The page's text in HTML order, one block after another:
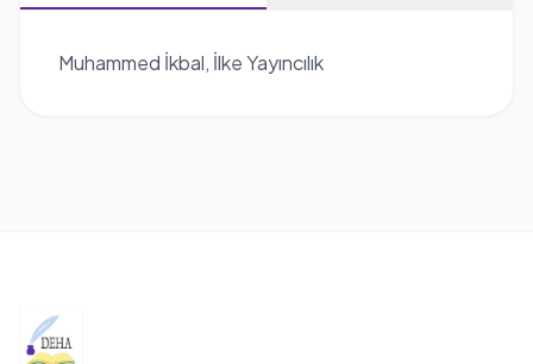
Muhammed İkbal, İlke Yayıncılık